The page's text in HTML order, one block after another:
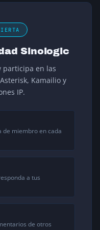
Sinologic
participa en las
Kamailio y
IP.
de miembro en cada
a tus
de otros